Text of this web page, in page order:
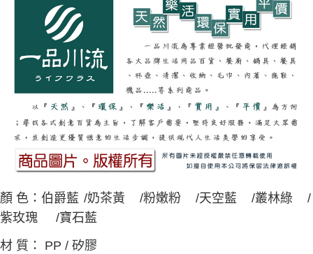
顏 色：伯爵藍 /奶茶黃 /粉嫩粉 /天空藍 /叢林綠
/
紫玫瑰
/寶石藍
材 質： PP / 矽膠